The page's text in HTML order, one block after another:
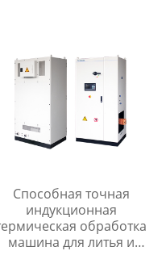
Способная точная
индукционная
обработка
машина для литья и